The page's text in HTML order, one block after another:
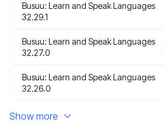
Busuu: Learn and Speak Languages
32.29.1
Busuu: Learn and Speak Languages
32.27.0
Busuu: Learn and Speak Languages
32.26.0
Show more